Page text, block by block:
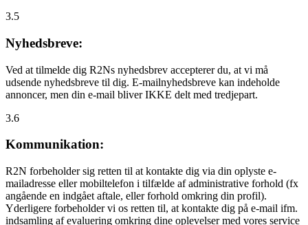
3.5
Nyhedsbreve:
Ved at tilmelde dig R2Ns nyhedsbrev accepterer du, at vi må
udsende nyhedsbreve til dig. E-mailnyhedsbreve kan indeholde
annoncer, men din e-mail bliver IKKE delt med tredjepart.
3.6
Kommunikation:
R2N forbeholder sig retten til at kontakte dig via din oplyste e-
mailadresse eller mobiltelefon i tilfælde af administrative forhold (fx
angående en indgået aftale, eller forhold omkring din profil).
Yderligere forbeholder vi os retten til, at kontakte dig på e-mail ifm.
indsamling af evaluering omkring dine oplevelser med vores service